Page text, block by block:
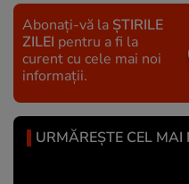
Abonați-vă la ȘTIRILE
ZILEI pentru a fi la
curent cu cele mai noi
informații.
URMĂREȘTE CEL MAI